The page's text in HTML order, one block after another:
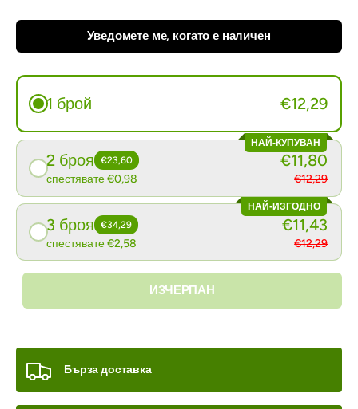
Уведомете ме, когато е наличен
1 брой €12,29
НАЙ-КУПУВАН
2 броя €23,60
спестявате €0,98
€11,80
€12,29
НАЙ-ИЗГОДНО
3 броя €34,29
спестявате €2,58
€11,43
€12,29
ИЗЧЕРПАН
Бърза доставка